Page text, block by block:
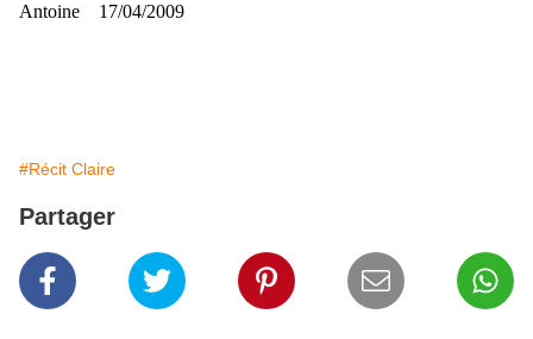
Antoine 17/04/2009
#Récit Claire
Partager